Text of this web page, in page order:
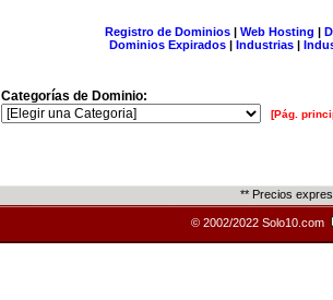
Registro de Dominios| Web Hosting |
Dominios Expirados | Industrias |
Categorías de Dominio:
[Pág.
** Precios
© 2002/2022 Solo10.com